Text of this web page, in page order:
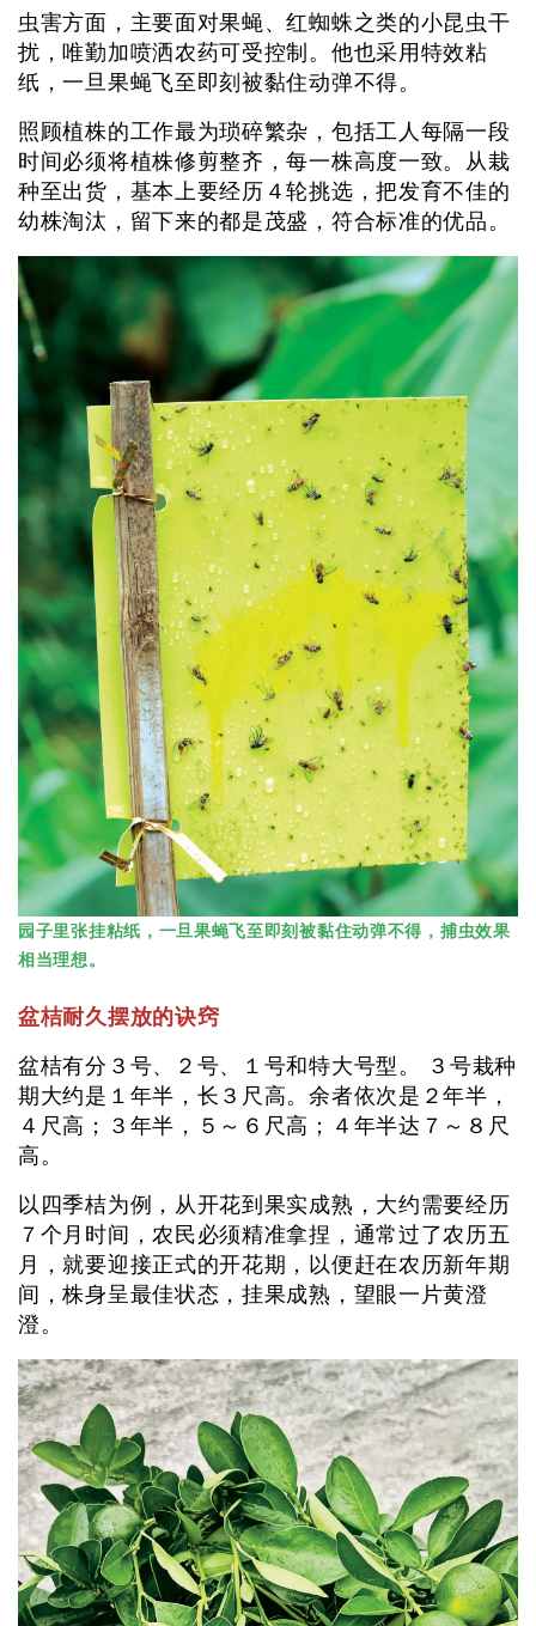
虫害方面，主要面对果蝇、红蜘蛛之类的小昆虫干
扰，唯勤加喷洒农药可受控制。他也采用特效粘
纸，一旦果蝇飞至即刻被黏住动弹不得。
照顾植株的工作最为琐碎繁杂，包括工人每隔一段
时间必须将植株修剪整齐，每一株高度一致。从栽
种至出货，基本上要经历４轮挑选，把发育不佳的
幼株淘汰，留下来的都是茂盛，符合标准的优品。
园子里张挂粘纸，一旦果蝇飞至即刻被黏住动弹不得，捕虫效果
相当理想。
盆桔耐久摆放的诀窍
盆桔有分３号、２号、１号和特大号型。 ３号栽种
期大约是１年半，长３尺高。余者依次是２年半，
４尺高；３年半，５～６尺高；４年半达７～８尺
高。
以四季桔为例，从开花到果实成熟，大约需要经历
７个月时间，农民必须精准拿捏，通常过了农历五
月，就要迎接正式的开花期，以便赶在农历新年期
间，株身呈最佳状态，挂果成熟，望眼一片黄澄
澄。